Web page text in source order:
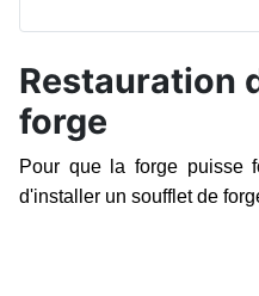
Restauration
forge
Pour que la forge puisse
d'installer un soufflet de